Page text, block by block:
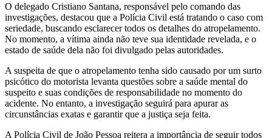
O delegado Cristiano Santana, responsável pelo comando das
investigações, destacou que a Polícia Civil está tratando o caso com
seriedade, buscando esclarecer todos os detalhes do atropelamento.
No momento, a vítima ainda não teve sua identidade revelada, e o
estado de saúde dela não foi divulgado pelas autoridades.
A suspeita de que o atropelamento tenha sido causado por um surto
psicótico do motorista levanta questões sobre a saúde mental do
suspeito e suas condições de responsabilidade no momento do
acidente. No entanto, a investigação seguirá para apurar as
circunstâncias exatas e garantir que a justiça seja feita.
A Polícia Civil de João Pessoa reitera a importância de seguir todos